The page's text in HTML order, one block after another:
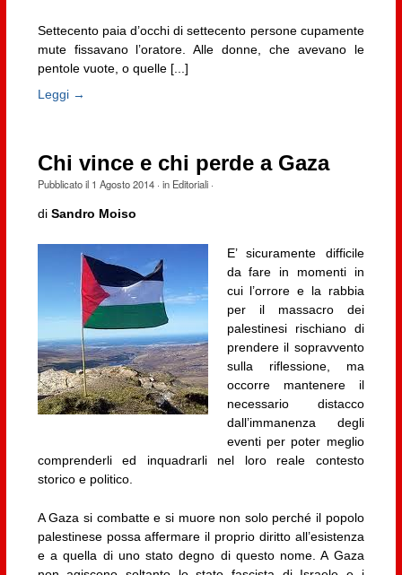
Settecento paia d’occhi di settecento persone cupamente
mute fissavano l’oratore. Alle donne, che avevano le
pentole vuote, o quelle [...]
Leggi →
Chi vince e chi perde a Gaza
Pubblicato il 1 Agosto 2014· in Editoriali·
di Sandro Moiso
E’ sicuramente difficile
da fare in momenti in
cui l’orrore e la rabbia
per il massacro dei
palestinesi rischiano di
prendere il sopravvento
sulla riflessione, ma
occorre mantenere il
necessario distacco
dall’immanenza degli
eventi per poter meglio
comprenderli ed inquadrarli nel loro reale contesto
storico e politico.
A Gaza si combatte e si muore non solo perché il popolo
palestinese possa affermare il proprio diritto all’esistenza
e a quella di uno stato degno di questo nome. A Gaza